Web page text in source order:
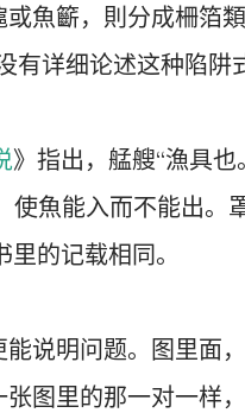
魚籪，則分成柵箔
有详细论述这种陷阱
》指出，艋艘“漁具
使魚能入而不能出。
的记载相同。
说明问题。图里面
图里的那一对一样